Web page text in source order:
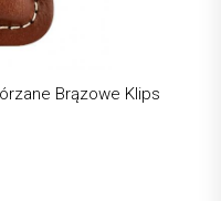
Brązowe Klips